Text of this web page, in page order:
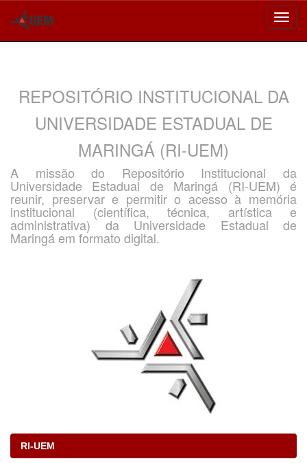
REPOSITÓRIO INSTITUCIONAL DA
UNIVERSIDADE ESTADUAL DE
MARINGÁ (RI-UEM)
A missão do Repositório Institucional da
Universidade Estadual de Maringá (RI-UEM) é
reunir, preservar e permitir o acesso à memória
institucional (científica, técnica, artística e
administrativa) da Universidade Estadual de
Maringá em formato digital.
RI-UEM